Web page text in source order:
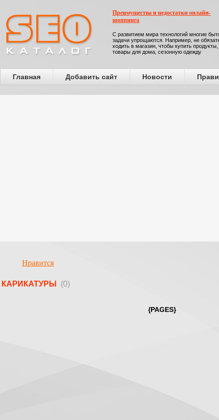
Преимущества и недостатки онлайн-
шоппинга
С развитием мира технологий многие
задачи упрощаются. Например, не
ходить в магазин, чтобы купить продукты,
товары для дома, сезонную одежду
Главная Добавить сайт Новости
Нравится
КАРИКАТУРЫ (0)
{PAGES}